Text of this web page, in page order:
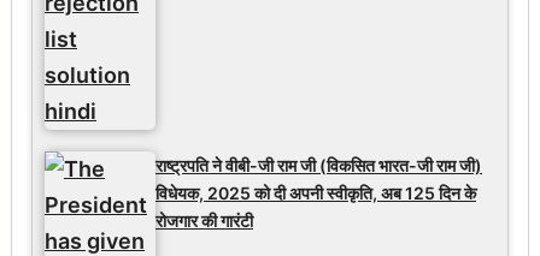
राष्ट्रपति ने वीबी-जी राम जी (विकसित भारत-जी राम जी)
विधेयक, 2025 को दी अपनी स्वीकृति, अब 125 दिन के
रोजगार की गारंटी